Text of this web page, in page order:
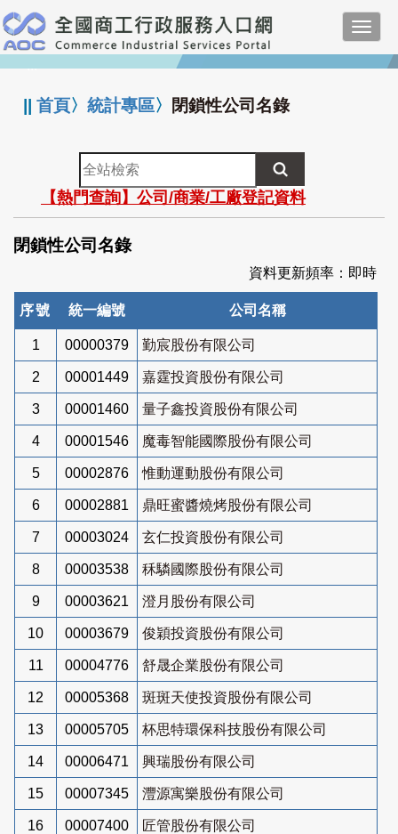
跳
到
主
要
:::
||首頁〉統計專區〉 閉鎖性公司名錄
全
站
檢
索
【熱門查詢】公司/商業/工廠登記資料
閉鎖性公司名錄
資料更新頻率：即時
序號 統一編號 公司名稱
1 00000379 勤宸股份有限公司
2 00001449 嘉霆投資股份有限公司
3 00001460 量子鑫投資股份有限公司
4 00001546 魔毒智能國際股份有限公司
5 00002876 惟動運動股份有限公司
6 00002881 鼎旺蜜醬燒烤股份有限公司
7 00003024 玄仁投資股份有限公司
8 00003538 秝驎國際股份有限公司
9 00003621 澄月股份有限公司
10 00003679 俊穎投資股份有限公司
11 00004776 舒晟企業股份有限公司
12 00005368 斑斑天使投資股份有限公司
13 00005705 杯思特環保科技股份有限公司
14 00006471 興瑞股份有限公司
15 00007345 灃源寓樂股份有限公司
16 00007400 匠管股份有限公司